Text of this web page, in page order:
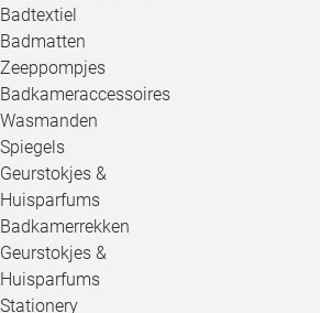
Badtextiel
Badmatten
Zeeppompjes
Badkameraccessoires
Wasmanden
Spiegels
Geurstokjes &
Huisparfums
Badkamerrekken
Geurstokjes &
Huisparfums
Stationery